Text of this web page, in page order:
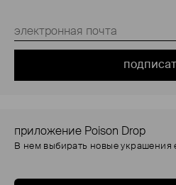
приложение Poison Drop
В нем выбирать новые украшения